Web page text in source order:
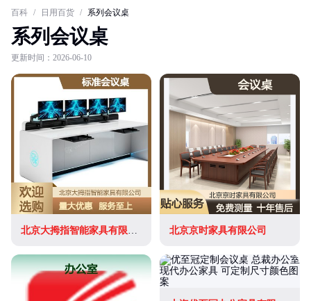
百科 / 日用百货 / 系列会议桌
系列会议桌
更新时间：2026-06-10
北京大拇指智能家具有限公司 北京京时家具有限公司